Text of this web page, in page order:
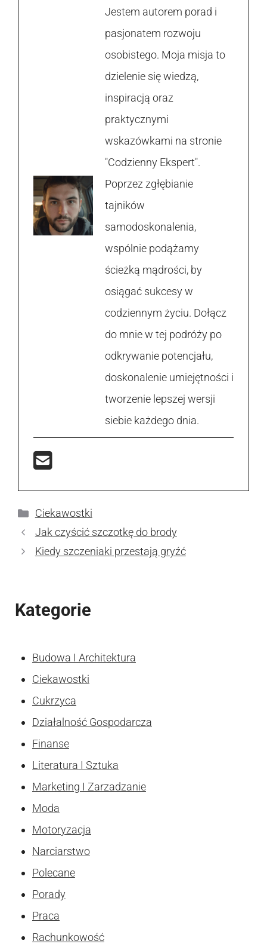
Jestem autorem porad i
pasjonatem rozwoju
osobistego. Moja misja to
dzielenie się wiedzą,
inspiracją oraz
praktycznymi
wskazówkami na stronie
"Codzienny Ekspert".
Poprzez zgłębianie
tajników
samodoskonalenia,
wspólnie podążamy
ścieżką mądrości, by
osiągać sukcesy w
codziennym życiu. Dołącz
do mnie w tej podróży po
odkrywanie potencjału,
doskonalenie umiejętności i
tworzenie lepszej wersji
siebie każdego dnia.
Kategorie
Ciekawostki
Jak czyścić szczotkę do brody
Kiedy szczeniaki przestają gryźć
Kategorie
Budowa I Architektura
Ciekawostki
Cukrzyca
Działalność Gospodarcza
Finanse
Literatura I Sztuka
Marketing I Zarzadzanie
Moda
Motoryzacja
Narciarstwo
Polecane
Porady
Praca
Rachunkowość